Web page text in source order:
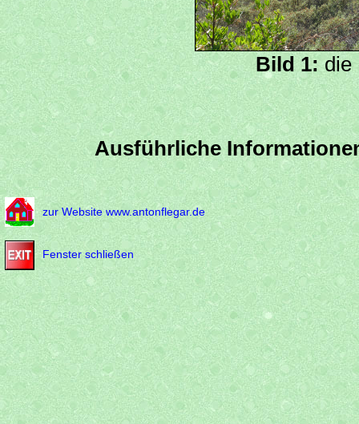
Bild 1:die
Ausführliche
zur Website www.antonflegar.de
Fenster schließen